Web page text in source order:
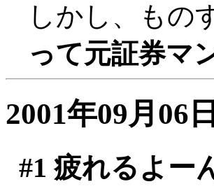
しかし、もの
って元証券マ
2001年09月06
#1 疲れるよー